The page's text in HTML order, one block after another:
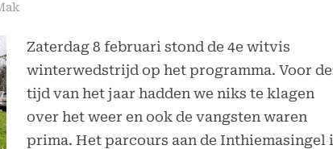
Zaterdag 8 februari stond de 4e witvis
winterwedstrijd op het programma. Voor
tijd van het jaar hadden we niks te klagen
over het weer en ook de vangsten waren
prima. Het parcours aan de Inthiemasingel